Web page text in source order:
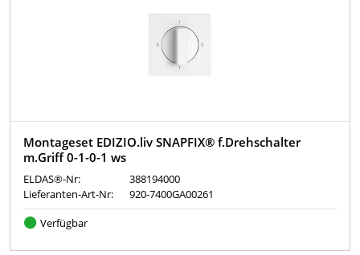
Montageset EDIZIO.liv SNAPFIX® f.Drehschalter
m.Griff 0-1-0-1 ws
ELDAS®-Nr:
388194000
Lieferanten-Art-Nr:
920-7400GA00261
Verfügbar